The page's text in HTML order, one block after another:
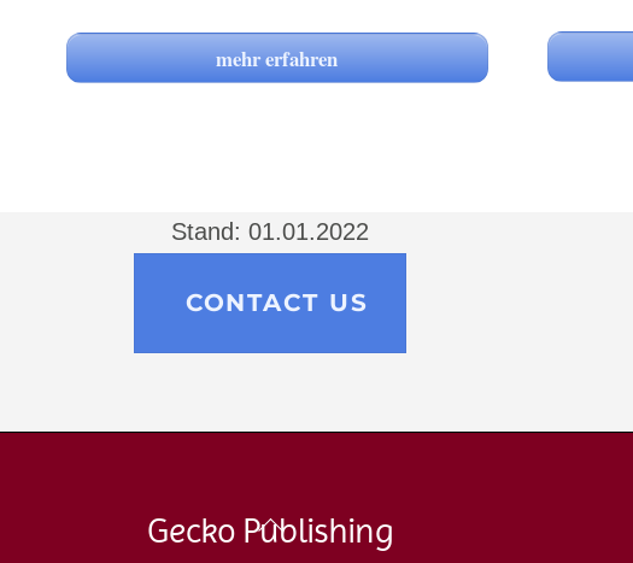
mehr erfahren
weiterlesen
Stand: 01.01.2022
CONTACT US
Back
Gecko Publishing